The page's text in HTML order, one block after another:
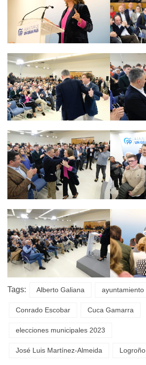
Tags: Alberto Galiana ayuntamiento
Conrado Escobar Cuca Gamarra
elecciones municipales 2023
José Luis Martínez-Almeida Logroño